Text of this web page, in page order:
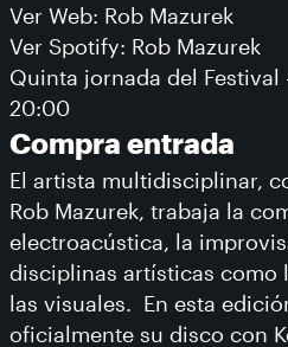
Ver Web: Rob Mazurek
Ver Spotify: Rob Mazurek
Quinta jornada del Festival
20:00
Compra entrada
El artista multidisciplinar,
Rob Mazurek, trabaja la
electroacústica, la
disciplinas artísticas como
las visuales. En esta
oficialmente su disco con